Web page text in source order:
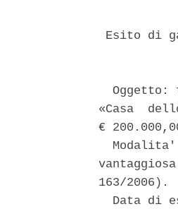
Esito di
Oggetto:
«Casa
€
163/2006).
Data di